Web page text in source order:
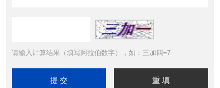
请输入计算结果（填写阿拉伯数字），如：三加四=7